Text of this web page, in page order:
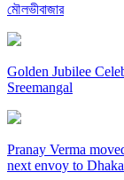
মৌলভীবাজার
Golden Jubilee
Sreemangal
Pranay Verma
next envoy to